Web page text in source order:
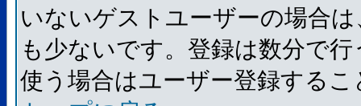
いないゲストユーザーの場合
も少ないです。登録は数分で
使う場合はユーザー登録する